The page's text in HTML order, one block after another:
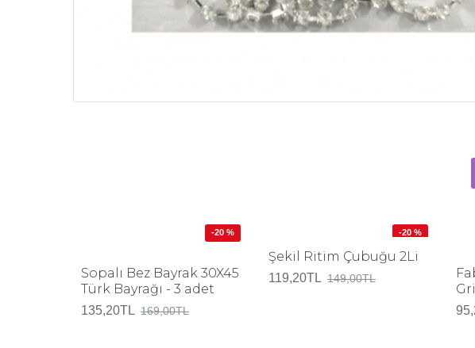
-20 %
Sopalı Bez Bayrak 30X45
Türk Bayrağı - 3 adet
135,20TL 169,00TL
-20 %
Şekil Ritim Çubuğu 2Li
119,20TL 149,00TL